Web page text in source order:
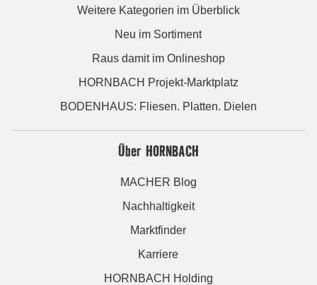
Weitere Kategorien im Überblick
Neu im Sortiment
Raus damit im Onlineshop
HORNBACH Projekt-Marktplatz
BODENHAUS: Fliesen. Platten. Dielen
Über HORNBACH
MACHER Blog
Nachhaltigkeit
Marktfinder
Karriere
HORNBACH Holding